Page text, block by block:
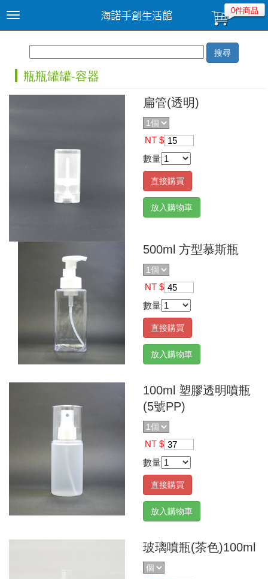
0件商品
Toggle
搜尋
瓶瓶罐罐-容器
扁管(透明)
NT $ 15
數量
直接購買
放入購物車
500ml 方型慕斯瓶
NT $ 45
數量
直接購買
放入購物車
100ml 塑膠透明噴瓶
(5號PP)
NT $ 37
數量
直接購買
放入購物車
玻璃噴瓶(茶色)100ml